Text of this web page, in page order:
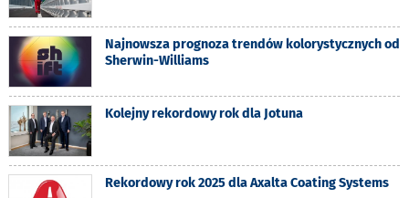
Najnowsza prognoza trendów kolorystycznych od
Sherwin-Williams
Kolejny rekordowy rok dla Jotuna
Rekordowy rok 2025 dla Axalta Coating Systems